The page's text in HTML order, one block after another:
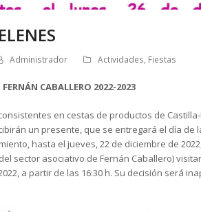
Administrador Actividades, Fiestas
CABALLERO 2022-2023
en cestas de productos de
un presente, que se entregará el día de
hasta el jueves, 22 de diciembre de
sector asociativo de Fernán Caballero)
a partir de las 16:30 h. Su decisión será